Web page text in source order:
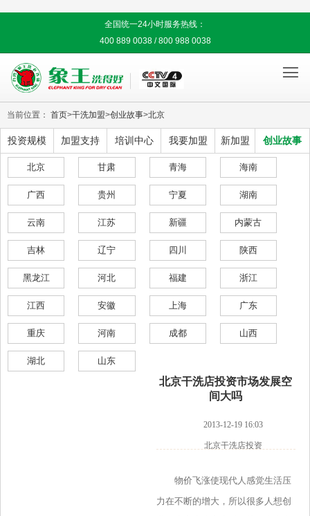
全国统一24小时服务热线：
400 889 0038 / 800 988 0038

当前位置： 首页>干洗加盟>创业故事>北京
投资规模 加盟支持 培训中心 我要加盟 新加盟 创业故事
北京 甘肃 青海 海南
广西 贵州 宁夏 湖南
云南 江苏 新疆 内蒙古
吉林 辽宁 四川 陕西
黑龙江 河北 福建 浙江
江西 安徽 上海 广东
重庆 河南 成都 山西
湖北 山东
北京干洗店投资市场发展空
间大吗
2013-12-19 16:03
北京干洗店投资
物价飞涨使现代人感觉生活压
力在不断的增大，所以很多人想创